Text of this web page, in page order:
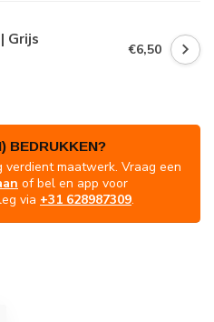
Grijs
€6,50
BEDRUKKEN?
verdient maatwerk. Vraag een
of bel en app voor
via +31 628987309.